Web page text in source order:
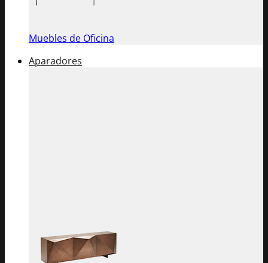
Muebles de Oficina
Aparadores